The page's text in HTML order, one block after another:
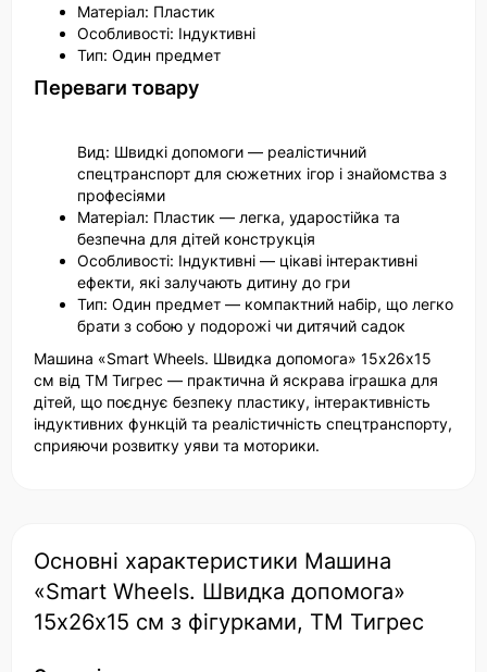
Матеріал: Пластик
Особливості: Індуктивні
Тип: Один предмет
Переваги товару
Вид: Швидкі допомоги — реалістичний
спецтранспорт для сюжетних ігор і знайомства з
професіями
Матеріал: Пластик — легка, ударостійка та
безпечна для дітей конструкція
Особливості: Індуктивні — цікаві інтерактивні
ефекти, які залучають дитину до гри
Тип: Один предмет — компактний набір, що легко
брати з собою у подорожі чи дитячий садок
Машина «Smart Wheels. Швидка допомога» 15х26х15
см від ТМ Тигрес — практична й яскрава іграшка для
дітей, що поєднує безпеку пластику, інтерактивність
індуктивних функцій та реалістичність спецтранспорту,
сприяючи розвитку уяви та моторики.
Основні характеристики Машина
«Smart Wheels. Швидка допомога»
15х26х15 см з фігурками, ТМ Тигрес